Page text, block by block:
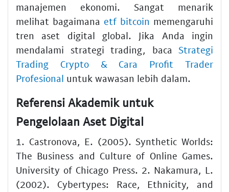
manajemen ekonomi. Sangat menarik
melihat bagaimana etf bitcoin memengaruhi
tren aset digital global. Jika Anda ingin
mendalami strategi trading, baca Strategi
Trading Crypto & Cara Profit Trader
Profesional untuk wawasan lebih dalam.
Referensi Akademik untuk
Pengelolaan Aset Digital
1. Castronova, E. (2005). Synthetic Worlds:
The Business and Culture of Online Games.
University of Chicago Press. 2. Nakamura, L.
(2002). Cybertypes: Race, Ethnicity, and